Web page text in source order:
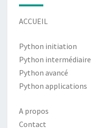
ACCUEIL
Python initiation
Python intermédiaire
Python avancé
Python applications
A propos
Contact